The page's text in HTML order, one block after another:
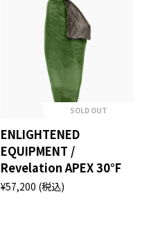
SOLD OUT
ENLIGHTENED
EQUIPMENT /
Revelation APEX 30°F
¥57,200 (税込)